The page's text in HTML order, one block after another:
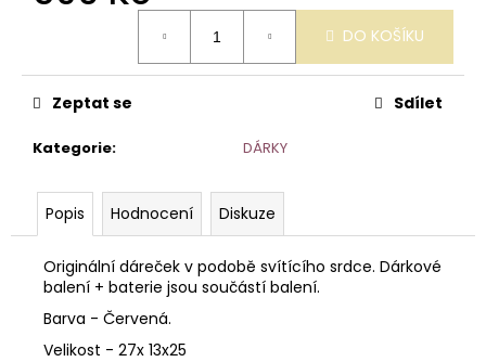
DO KOŠÍKU
Kategorie: DÁRKY
Zeptat se Sdílet
Popis Hodnocení Diskuze
Originální dáreček v podobě svítícího srdce. Dárkové
balení + baterie jsou součástí balení.
Barva - Červená.
Velikost - 27x 13x25